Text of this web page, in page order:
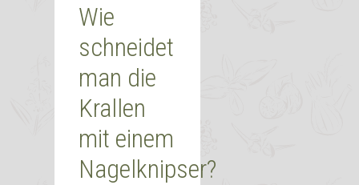
Wie
schneidet
man die
Krallen
mit einem
Nagelknipser?